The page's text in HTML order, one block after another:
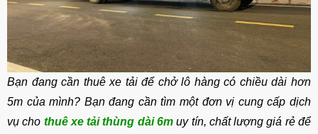
Bạn đang cần thuê xe tải để chở lô hàng có chiều dài hơn
5m của mình? Bạn đang cần tìm một đơn vị cung cấp dịch
vụ cho thuê xe tải thùng dài 6m uy tín, chất lượng giá rẻ để